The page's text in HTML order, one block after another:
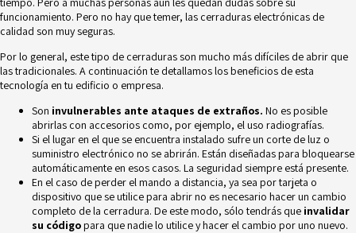
funcionamiento. Pero no hay que temer, las cerraduras electrónicas de
calidad son muy seguras.
Por lo general, este tipo de cerraduras son mucho más difíciles de abrir que
las tradicionales. A continuación te detallamos los beneficios de esta
tecnología en tu edificio o empresa.
Son invulnerables ante ataques de extraños. No es posible
abrirlas con accesorios como, por ejemplo, el uso radiografías.
Si el lugar en el que se encuentra instalado sufre un corte de luz o
suministro electrónico no se abrirán. Están diseñadas para bloquearse
automáticamente en esos casos. La seguridad siempre está presente.
En el caso de perder el mando a distancia, ya sea por tarjeta o
dispositivo que se utilice para abrir no es necesario hacer un cambio
completo de la cerradura. De este modo, sólo tendrás que invalidar
su códigopara que nadie lo utilice y hacer el cambio por uno nuevo.